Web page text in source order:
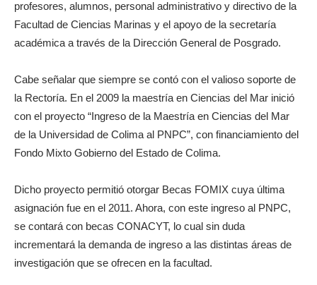
profesores, alumnos, personal administrativo y directivo de la
Facultad de Ciencias Marinas y el apoyo de la secretaría
académica a través de la Dirección General de Posgrado.
Cabe señalar que siempre se contó con el valioso soporte de
la Rectoría. En el 2009 la maestría en Ciencias del Mar inició
con el proyecto “Ingreso de la Maestría en Ciencias del Mar
de la Universidad de Colima al PNPC”, con financiamiento del
Fondo Mixto Gobierno del Estado de Colima.
Dicho proyecto permitió otorgar Becas FOMIX cuya última
asignación fue en el 2011. Ahora, con este ingreso al PNPC,
se contará con becas CONACYT, lo cual sin duda
incrementará la demanda de ingreso a las distintas áreas de
investigación que se ofrecen en la facultad.